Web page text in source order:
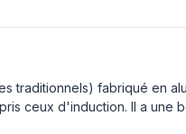
traditionnels) fabriqué en
ceux d'induction. Il a une